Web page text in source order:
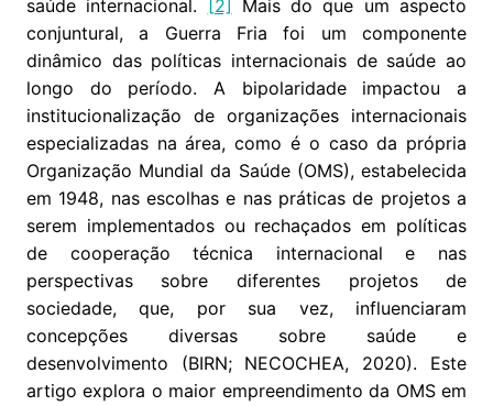
saúde internacional.
[2]
Mais do que um aspecto
conjuntural, a Guerra Fria foi um componente
dinâmico das políticas internacionais de saúde ao
longo do período. A bipolaridade impactou a
institucionalização de organizações internacionais
especializadas na área, como é o caso da própria
Organização Mundial da Saúde (OMS), estabelecida
em 1948, nas escolhas e nas práticas de projetos a
serem implementados ou rechaçados em políticas
de cooperação técnica internacional e nas
perspectivas sobre diferentes projetos de
sociedade, que, por sua vez, influenciaram
concepções diversas sobre saúde e
desenvolvimento (BIRN; NECOCHEA, 2020). Este
artigo explora o maior empreendimento da OMS em